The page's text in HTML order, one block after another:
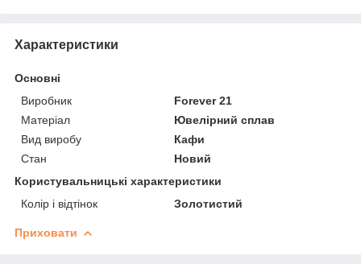
Характеристики
Основні
Виробник
Forever 21
Матеріал
Ювелірний сплав
Вид виробу
Кафи
Стан
Новий
Користувальницькі характеристики
Колір і відтінок
Золотистий
Приховати